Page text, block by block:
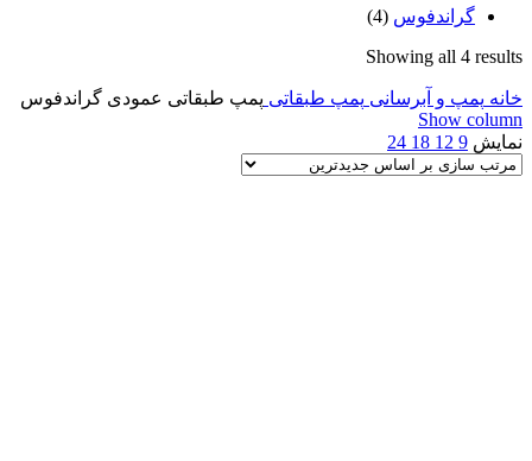
گراندفوس (4)
Showing all 4 results
latest
خانه پمپ و آبرسانی پمپ طبقاتی پمپ طبقاتی عمودی گراندفوس
Show column
نمایش 9
12
18
24